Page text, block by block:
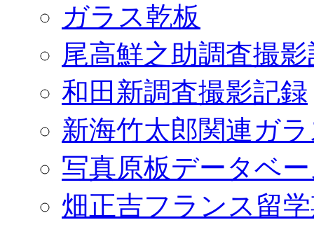
ガラス乾板
尾高鮮之助調査撮
和田新調査撮影記録
新海竹太郎関連ガ
写真原板データベ
畑正吉フランス留